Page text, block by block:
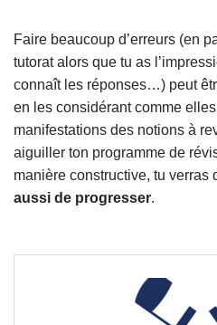
Faire beaucoup d’erreurs (en
tutorat alors que tu as
connaît les réponses…) peut
en les considérant comme
manifestations des notions à
aiguiller ton programme de
manière constructive, tu verras
aussi de progresser.